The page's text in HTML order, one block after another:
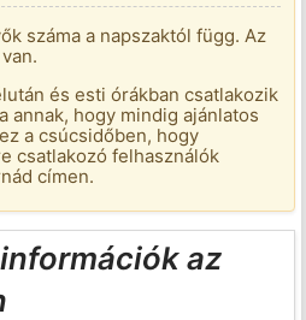
száma a napszaktól függ. Az
és esti órákban csatlakozik
annak, hogy mindig ajánlatos
a csúcsidőben, hogy
csatlakozó felhasználók
címen.
az